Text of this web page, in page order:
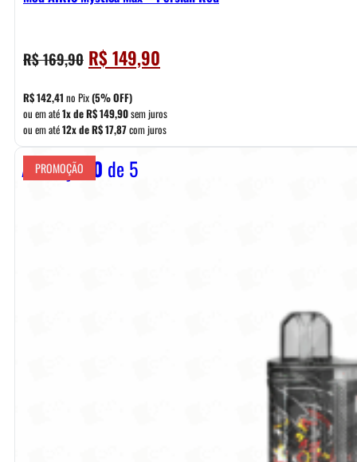
R$169,90 O
preço
original
era:
R$ 169,90.
R$149,90
preço
é:
R$ 149,90.
R$142,41 no Pix(5% OFF)
ou em até1x deR$149,90sem juros
ou em até12x deR$17,87com juros
Avaliação 0 de 5
PROMOÇÃO